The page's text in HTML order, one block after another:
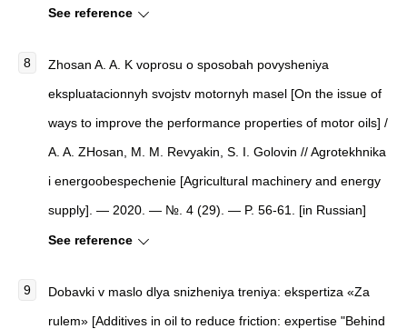
See reference
Zhosan A. A. K voprosu o sposobah povysheniya
ekspluatacionnyh svojstv motornyh masel [On the issue of
ways to improve the performance properties of motor oils] /
A. A. ZHosan, M. M. Revyakin, S. I. Golovin // Agrotekhnika
i energoobespechenie [Agricultural machinery and energy
supply]. — 2020. — №. 4 (29). — P. 56-61. [in Russian]
See reference
Dobavki v maslo dlya snizheniya treniya: ekspertiza «Za
rulem» [Additives in oil to reduce friction: expertise "Behind